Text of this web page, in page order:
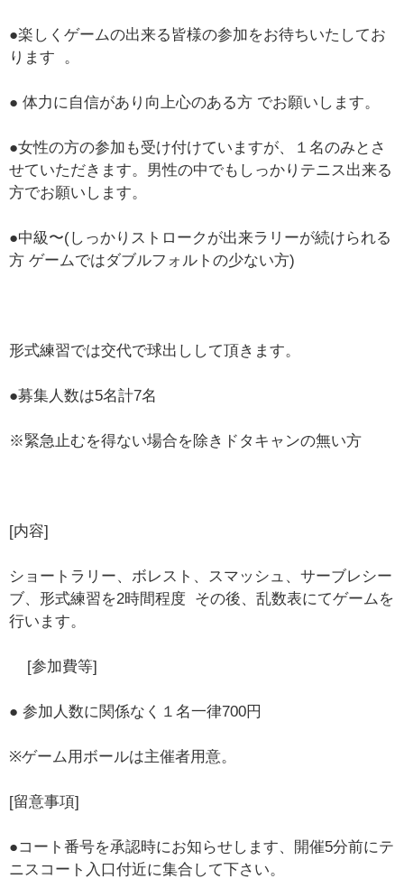
●楽しくゲームの出来る皆様の参加をお待ちいたしてお
ります 。
● 体力に自信があり向上心のある方 でお願いします。
●女性の方の参加も受け付けていますが、１名のみとさ
せていただきます。男性の中でもしっかりテニス出来る
方でお願いします。
●中級〜(しっかりストロークが出来ラリーが続けられる
方 ゲームではダブルフォルトの少ない方)
形式練習では交代で球出しして頂きます。
●募集人数は5名計7名
※緊急止むを得ない場合を除きドタキャンの無い方
[内容]
ショートラリー、ボレスト、スマッシュ、サーブレシー
ブ、形式練習を2時間程度 その後、乱数表にてゲームを
行います。
[参加費等]
● 参加人数に関係なく１名一律700円
※ゲーム用ボールは主催者用意。
[留意事項]
●コート番号を承認時にお知らせします、開催5分前にテ
ニスコート入口付近に集合して下さい。